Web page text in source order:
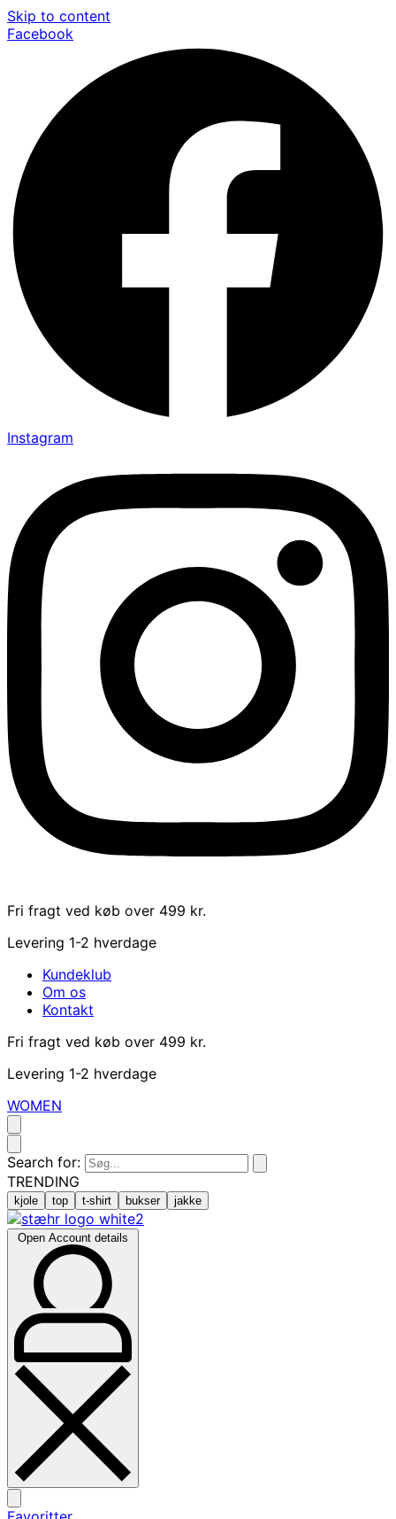
Skip to content
Facebook
Instagram
Fri fragt ved køb over 499 kr.
Levering 1-2 hverdage
Kundeklub
Om os
Kontakt
Fri fragt ved køb over 499 kr.
Levering 1-2 hverdage
WOMEN
Search for:
TRENDING
kjole top t-shirt bukser jakke
Open Account details